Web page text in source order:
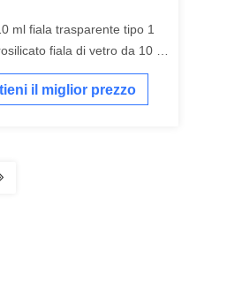
ml fiala trasparente tipo 1
fiala di vetro da 10 ml
medicina bottiglia di olio
da 10 ml
il miglior prezzo